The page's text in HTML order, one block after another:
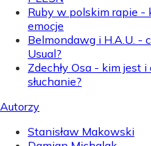
Ruby w polskim rapie -
emocje
Belmondawg i H.A.U. -
Usual?
Zdechły Osa - kim jest i
słuchanie?
Autorzy
Stanisław Makowski